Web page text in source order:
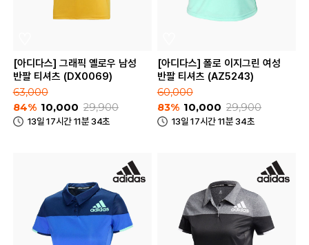
[아디다스] 그래픽 옐로우 남성
반팔 티셔츠 (DX0069)
63,000
84% 10,000 29,900
13일 17시간 11분 34초
[아디다스] 폴로 이지그린 여성
반팔 티셔츠 (AZ5243)
60,000
83% 10,000 29,900
13일 17시간 11분 34초